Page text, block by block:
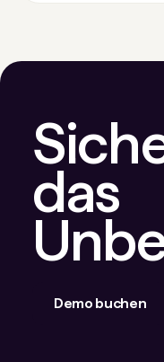
das
Demo buchen